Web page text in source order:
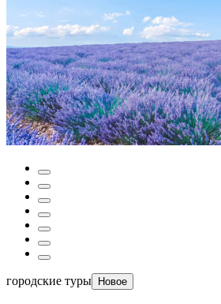
городские туры Новое